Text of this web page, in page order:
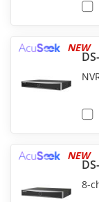
NEW
NEW
8-